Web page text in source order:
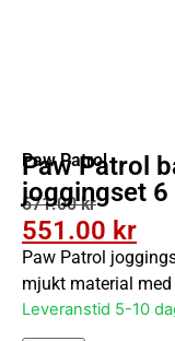
Paw Patrol
Paw Patrol
joggingset 6
571.00kr
551.00 kr
Paw Patrol
mjukt material
Leveranstid 5-10